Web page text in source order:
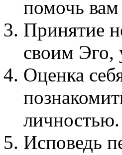
помочь
Принятие
своим Эго,
Оценка
личностью.
Исповедь